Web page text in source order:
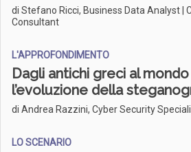
di Stefano Ricci, Business Data Analyst |
Consultant
L'APPROFONDIMENTO
Dagli antichi greci al
l’evoluzione della
di Andrea Razzini, Cyber Security
LO SCENARIO